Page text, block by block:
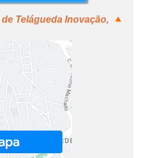
Telágueda Inovação,